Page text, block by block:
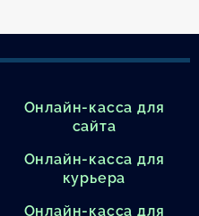
Онлайн-касса для
сайта
Онлайн-касса для
курьера
Онлайн-касса для